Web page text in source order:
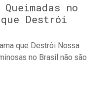
no
Destrói
que Destrói Nossa
no Brasil não são